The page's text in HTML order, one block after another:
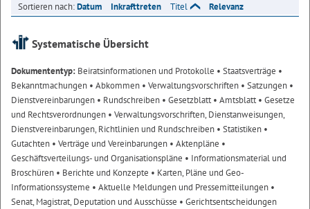
Sortieren nach:Datum Inkrafttreten Titel Relevanz
Systematische Übersicht
Dokumententyp: Beiratsinformationen und Protokolle • Staatsverträge •
Bekanntmachungen • Abkommen • Verwaltungsvorschriften • Satzungen •
Dienstvereinbarungen • Rundschreiben • Gesetzblatt• Amtsblatt• Gesetze
und Rechtsverordnungen • Verwaltungsvorschriften, Dienstanweisungen,
Dienstvereinbarungen, Richtlinien und Rundschreiben • Statistiken •
Gutachten • Verträge und Vereinbarungen • Aktenpläne •
Geschäftsverteilungs- und Organisationspläne • Informationsmaterial und
Broschüren • Berichte und Konzepte • Karten, Pläne und Geo-
Informationssysteme • Aktuelle Meldungen und Pressemitteilungen •
Senat, Magistrat, Deputation und Ausschüsse • Gerichtsentscheidungen